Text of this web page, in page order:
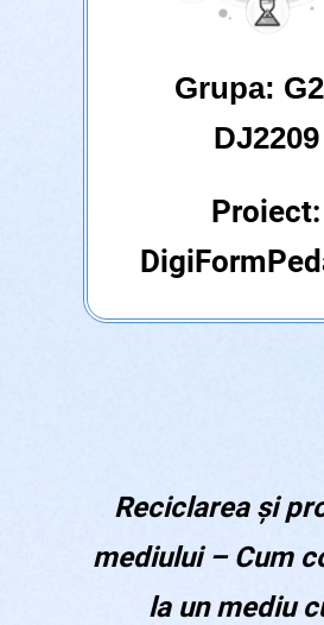
Grupa:
DJ2209
Proiect:
Reciclarea și
mediului – Cum
la un mediu